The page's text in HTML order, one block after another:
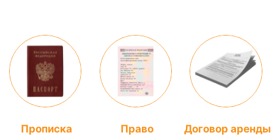
Прописка
Право
Договор аренды